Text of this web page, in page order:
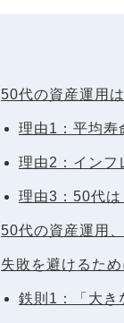
50代の資産運用
理由1：平均寿
理由2：インフ
理由3：50代は
50代の資産運用
失敗を避けるた
鉄則1：「大き